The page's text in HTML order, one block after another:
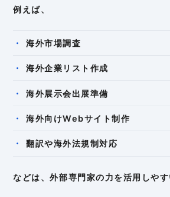
例えば、
海外市場調査
海外企業リスト作成
海外展示会出展準備
海外向けWebサイト制作
翻訳や海外法規制対応
などは、外部専門家の力を活用しやす